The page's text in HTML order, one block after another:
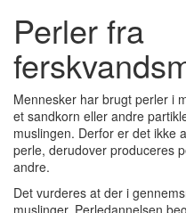
Perler fra
Mennesker har brugt perler i
et sandkorn eller andre
muslingen. Derfor er det ikke
perle, derudover produceres
andre.
Det vurderes at der i
muslinger. Perledannelsen